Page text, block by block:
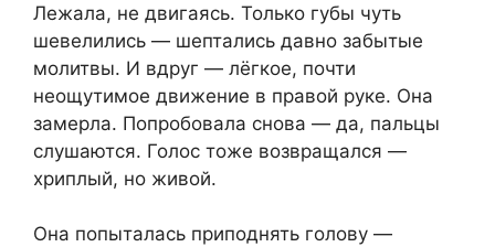
Лежала, не двигаясь. Только губы чуть
шевелились — шептались давно забытые
молитвы. И вдруг — лёгкое, почти
неощутимое движение в правой руке. Она
замерла. Попробовала снова — да, пальцы
слушаются. Голос тоже возвращался —
хриплый, но живой.
Она попыталась приподнять голову —